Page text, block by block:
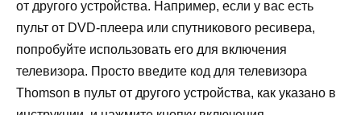
от другого устройства. Например, если у вас есть
пульт от DVD-плеера или спутникового ресивера,
попробуйте использовать его для включения
телевизора. Просто введите код для телевизора
Thomson в пульт от другого устройства, как указано в